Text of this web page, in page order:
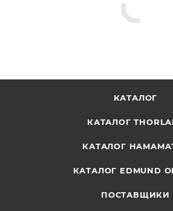
КАТАЛОГ
КАТАЛОГ
КАТАЛОГ
КАТАЛОГ EDMUND
ПОСТАВЩИКИ